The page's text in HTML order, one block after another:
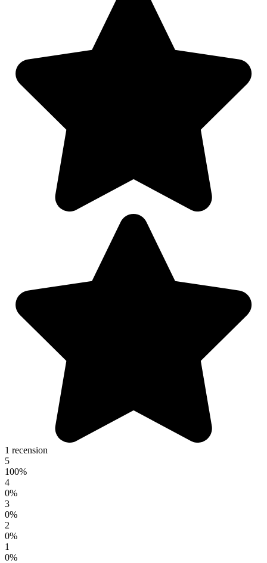
1 recension
5
100%
4
0%
3
0%
2
0%
1
0%